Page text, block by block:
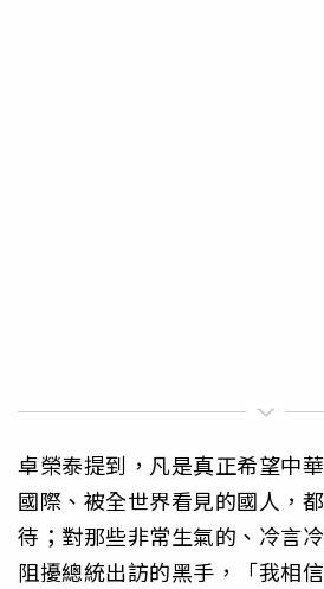
卓榮泰提到，凡是真正希望中
國際、被全世界看見的國人，
待；對那些非常生氣的、冷言
阻擾總統出訪的黑手，「我相